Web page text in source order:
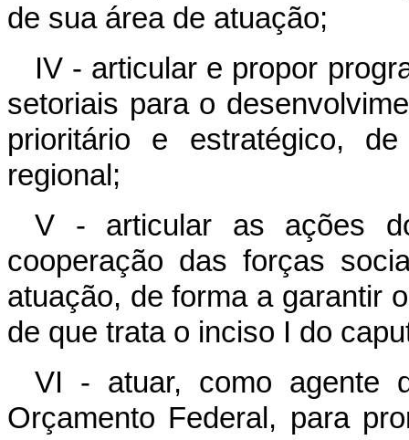
de sua área de atuação;
IV - articular e propor
setoriais para o
prioritário e estratégico,
regional;
V - articular as ações
cooperação das forças
atuação, de forma a garantir
de que trata o inciso I do
VI - atuar, como agente
Orçamento Federal, para